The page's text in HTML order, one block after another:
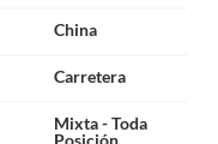
China
Carretera
Mixta - Toda